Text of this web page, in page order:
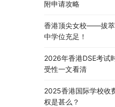
附申请攻略
香港顶尖女校——拔萃
中学位充足！
2026年香港DSE考试
受性一文看清
2025香港国际学校收
权是甚么？